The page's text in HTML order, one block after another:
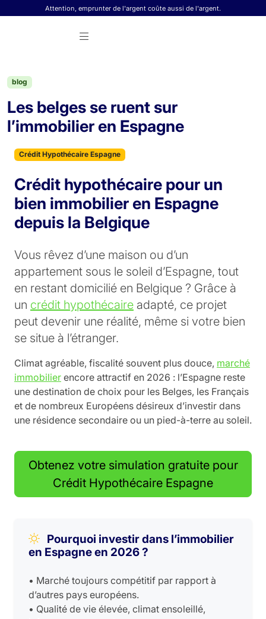
Skip to contentAttention, emprunter de l'argent coûte aussi de l'argent.
blog
Les belges se ruent sur
l’immobilier en Espagne
Crédit Hypothécaire Espagne
Crédit hypothécaire pour un
bien immobilier en Espagne
depuis la Belgique
Vous rêvez d’une maison ou d’un
appartement sous le soleil d’Espagne, tout
en restant domicilié en Belgique ? Grâce à
un crédit hypothécaire adapté, ce projet
peut devenir une réalité, même si votre bien
se situe à l’étranger.
Climat agréable, fiscalité souvent plus douce, marché
immobilier encore attractif en 2026 : l’Espagne reste
une destination de choix pour les Belges, les Français
et de nombreux Européens désireux d’investir dans
une résidence secondaire ou un pied-à-terre au soleil.
Obtenez votre simulation gratuite pour
Crédit Hypothécaire Espagne
Pourquoi investir dans l’immobilier
en Espagne en 2026 ?
• Marché toujours compétitif par rapport à
d’autres pays européens.
• Qualité de vie élevée, climat ensoleillé,